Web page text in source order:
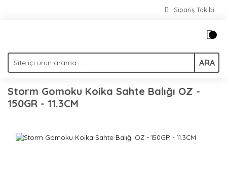
Sipariş Takibi
ARA
Storm Gomoku Koika Sahte Balığı OZ -
150GR - 11.3CM